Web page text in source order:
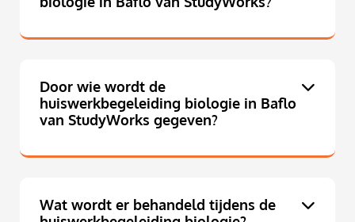
Door wie wordt de
huiswerkbegeleiding biologie in Baflo
van StudyWorks gegeven?
Wat wordt er behandeld tijdens de